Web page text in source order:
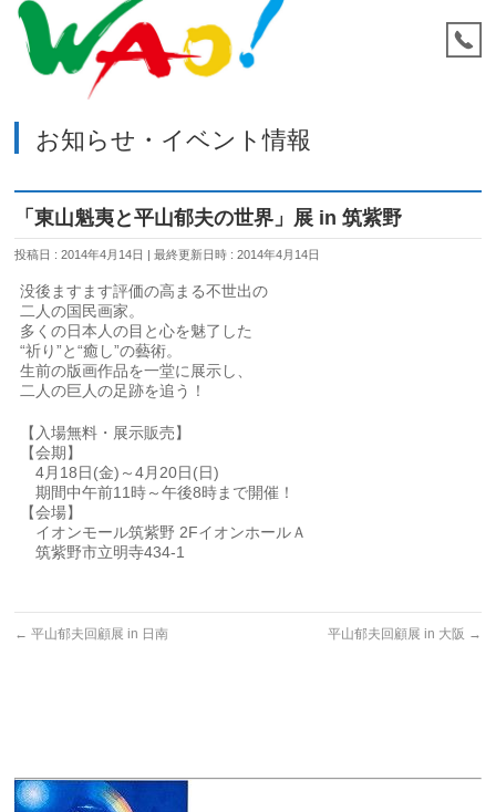
お知らせ・イベント情報
「東山魁夷と平山郁夫の世界」展 in 筑紫野
投稿日 : 2014年4月14日 最終更新日時 : 2014年4月14日
没後ますます評価の高まる不世出の
二人の国民画家。
多くの日本人の目と心を魅了した
“祈り”と“癒し”の藝術。
生前の版画作品を一堂に展示し、
二人の巨人の足跡を追う！
【入場無料・展示販売】
【会期】
4月18日(金)～4月20日(日)
期間中午前11時～午後8時まで開催！
【会場】
イオンモール筑紫野 2FイオンホールＡ
筑紫野市立明寺434-1
← 平山郁夫回顧展 in 日南 平山郁夫回顧展 in 大阪 →